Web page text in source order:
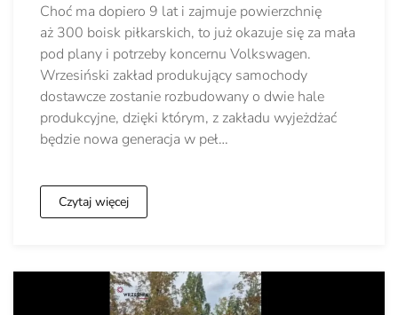
Choć ma dopiero 9 lat i zajmuje powierzchnię
aż 300 boisk piłkarskich, to już okazuje się za mała
pod plany i potrzeby koncernu Volkswagen.
Wrzesiński zakład produkujący samochody
dostawcze zostanie rozbudowany o dwie hale
produkcyjne, dzięki którym, z zakładu wyjeżdżać
będzie nowa generacja w peł…
Czytaj więcej